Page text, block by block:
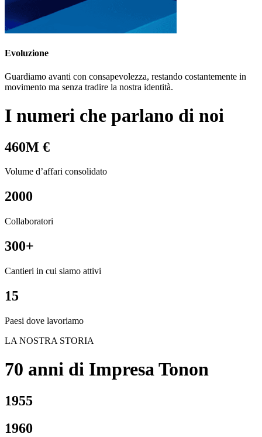
Evoluzione
Guardiamo avanti con consapevolezza, restando costantemente in
movimento ma senza tradire la nostra identità.
I numeri che parlano di noi
460M €
Volume d’affari consolidato
2000
Collaboratori
300+
Cantieri in cui siamo attivi
15
Paesi dove lavoriamo
LA NOSTRA STORIA
70 anni di Impresa Tonon
1955
1960